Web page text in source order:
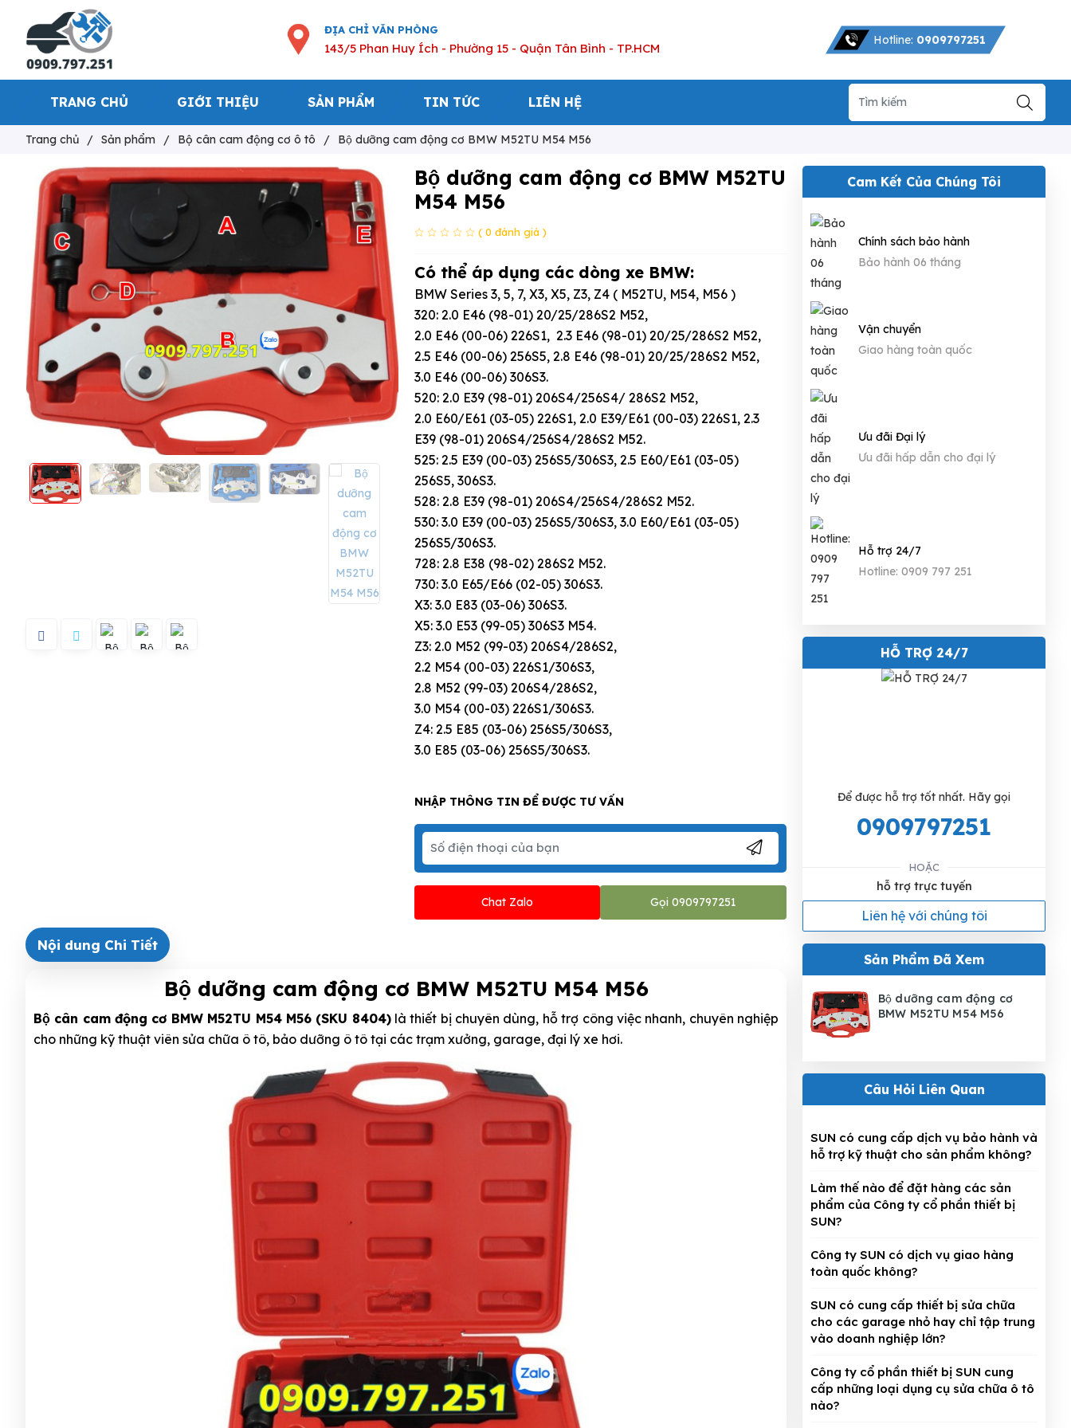
ĐỊA CHỈ VĂN PHÒNG
143/5 Phan Huy Ích - Phường 15 - Quận Tân Bình - TP.HCM
Hotline: 0909797251
TRANG CHỦ GIỚI THIỆU SẢN PHẨM TIN TỨC LIÊN HỆ
Trang chủ / Sản phẩm / Bộ cân cam động cơ ô tô / Bộ dưỡng cam động cơ BMW M52TU M54 M56
Bộ dưỡng cam động cơ BMW M52TU
M54 M56
( 0 đánh giá )
Có thể áp dụng các dòng xe BMW:
BMW Series 3, 5, 7, X3, X5, Z3, Z4 ( M52TU, M54, M56 )
320: 2.0 E46 (98-01) 20/25/286S2 M52,
2.0 E46 (00-06) 226S1, 2.3 E46 (98-01) 20/25/286S2 M52,
2.5 E46 (00-06) 256S5, 2.8 E46 (98-01) 20/25/286S2 M52,
3.0 E46 (00-06) 306S3.
520: 2.0 E39 (98-01) 206S4/256S4/ 286S2 M52,
2.0 E60/E61 (03-05) 226S1, 2.0 E39/E61 (00-03) 226S1, 2.3
E39 (98-01) 206S4/256S4/286S2 M52.
525: 2.5 E39 (00-03) 256S5/306S3, 2.5 E60/E61 (03-05)
256S5, 306S3.
528: 2.8 E39 (98-01) 206S4/256S4/286S2 M52.
530: 3.0 E39 (00-03) 256S5/306S3, 3.0 E60/E61 (03-05)
256S5/306S3.
728: 2.8 E38 (98-02) 286S2 M52.
730: 3.0 E65/E66 (02-05) 306S3.
X3: 3.0 E83 (03-06) 306S3.
X5: 3.0 E53 (99-05) 306S3 M54.
Z3: 2.0 M52 (99-03) 206S4/286S2,
2.2 M54 (00-03) 226S1/306S3,
2.8 M52 (99-03) 206S4/286S2,
3.0 M54 (00-03) 226S1/306S3.
Z4: 2.5 E85 (03-06) 256S5/306S3,
3.0 E85 (03-06) 256S5/306S3.
NHẬP THÔNG TIN ĐỂ ĐƯỢC TƯ VẤN
Chat Zalo Gọi 0909797251
Nội dung Chi Tiết
Bộ dưỡng cam động cơ BMW M52TU M54 M56
Bộ cân cam động cơ BMW M52TU M54 M56 (SKU 8404)là thiết bị chuyên dùng, hỗ trợ công việc nhanh, chuyên nghiệp
cho những kỹ thuật viên sửa chữa ô tô, bảo dưỡng ô tô tại các trạm xưởng, garage, đại lý xe hơi.
Cam Kết Của Chúng Tôi
Chính sách bảo hành
Bảo hành 06 tháng
Vận chuyển
Giao hàng toàn quốc
Ưu đãi Đại lý
Ưu đãi hấp dẫn cho đại lý
Hỗ trợ 24/7
Hotline: 0909 797 251
HỖ TRỢ 24/7
Để được hỗ trợ tốt nhất. Hãy gọi
0909797251
HOẶC
hỗ trợ trực tuyến
Liên hệ với chúng tôi
Sản Phẩm Đã Xem
Bộ dưỡng cam động cơ
BMW M52TU M54 M56
Câu Hỏi Liên Quan
SUN có cung cấp dịch vụ bảo hành và
hỗ trợ kỹ thuật cho sản phẩm không?
Làm thế nào để đặt hàng các sản
phẩm của Công ty cổ phần thiết bị
SUN?
Công ty SUN có dịch vụ giao hàng
toàn quốc không?
SUN có cung cấp thiết bị sửa chữa
cho các garage nhỏ hay chỉ tập trung
vào doanh nghiệp lớn?
Công ty cổ phần thiết bị SUN cung
cấp những loại dụng cụ sửa chữa ô tô
nào?